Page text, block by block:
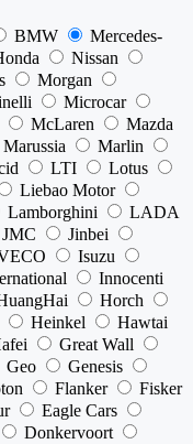
BMW
Mercedes-
Nissan
Morgan
Microcar
McLaren
Mazda
Marussia
Marlin
LTI
Lotus
Liebao Motor
Lamborghini
LADA
JMC
Jinbei
Isuzu
Innocenti
Horch
Heinkel
Hawtai
Great Wall
Geo
Genesis
Flanker
Fisker
Eagle Cars
Donkervoort